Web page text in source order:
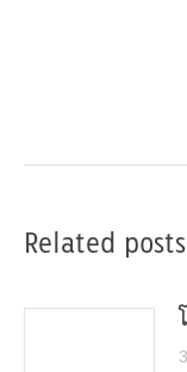
Related posts